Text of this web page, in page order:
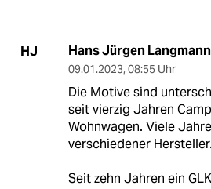
HJ Hans Jürgen Langmann
09.01.2023, 08:55 Uhr
Die Motive sind
seit vierzig Jahren
Wohnwagen. Viele
verschiedener Hersteller.
Seit zehn Jahren ein